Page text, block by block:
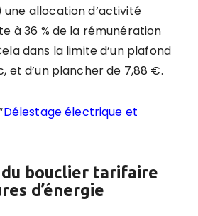
allocation d’activité
à 36 % de la rémunération
dans la limite d’un plafond
et d’un plancher de 7,88 €.
Délestage électrique et
bouclier tarifaire
d’énergie